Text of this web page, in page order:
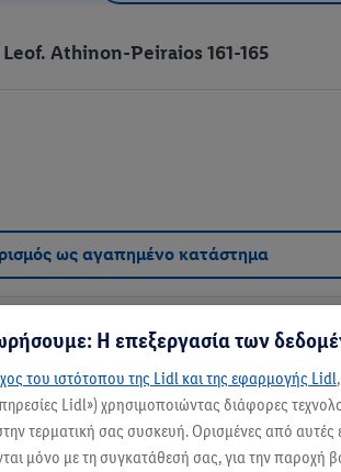
Athinon-Peiraios 161-165
ως αγαπημένο κατάστημα
περιμένει το Lidl σου! Εδώ, θα βρεις όλα όσα
Μας", γαλακτοκομικά και εκλεκτά κρέατα.
Η επεξεργασία των
του ιστότοπου της Lidl και της εφαρμογής Lidl
Lidl») χρησιμοποιώντας διάφορες
τερματική σας συσκευή. Ορισμένες από αυτές
μόνο με τη συγκατάθεσή σας, για την παροχή